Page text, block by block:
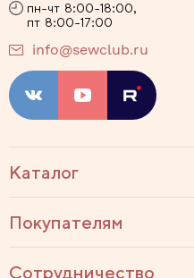
Каталог
Покупателям
Сотрудничество
пн-чт 8:00-18:00,
пт 8:00-17:00
info@sewclub.ru